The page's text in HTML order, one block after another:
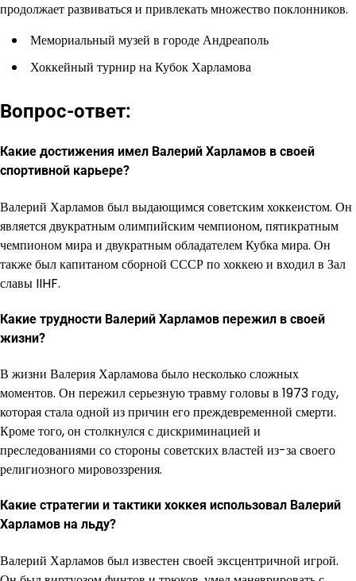
продолжает развиваться и привлекать множество поклонников.
Мемориальный музей в городе Андреаполь
Хоккейный турнир на Кубок Харламова
Вопрос-ответ:
Какие достижения имел Валерий Харламов в своей
спортивной карьере?
Валерий Харламов был выдающимся советским хоккеистом. Он
является двукратным олимпийским чемпионом, пятикратным
чемпионом мира и двукратным обладателем Кубка мира. Он
также был капитаном сборной СССР по хоккею и входил в Зал
славы IIHF.
Какие трудности Валерий Харламов пережил в своей
жизни?
В жизни Валерия Харламова было несколько сложных
моментов. Он пережил серьезную травму головы в 1973 году,
которая стала одной из причин его преждевременной смерти.
Кроме того, он столкнулся с дискриминацией и
преследованиями со стороны советских властей из-за своего
религиозного мировоззрения.
Какие стратегии и тактики хоккея использовал Валерий
Харламов на льду?
Валерий Харламов был известен своей эксцентричной игрой.